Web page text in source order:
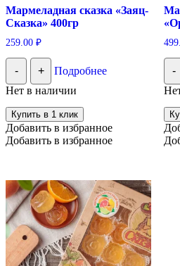
Мармеладная сказка «Заяц-
Сказка» 400гр
259.00 ₽
- +
Подробнее
Нет в наличии
Купить в 1 клик
Добавить в избранное
Добавить в избранное
-